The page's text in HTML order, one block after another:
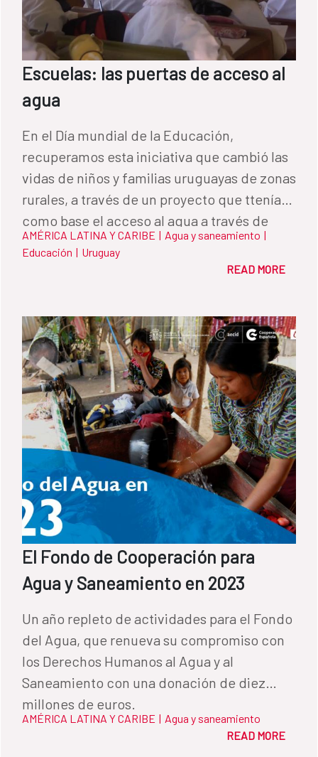
Escuelas: las puertas de acceso al
agua
En el Día mundial de la Educación,
recuperamos esta iniciativa que cambió las
vidas de niños y familias uruguayas de zonas
rurales, a través de un proyecto que ttenía
como base el acceso al agua a través de
centros educacionales.
AMÉRICA LATINA Y CARIBE | Agua y saneamiento |
Educación | Uruguay
READ MORE
El Fondo de Cooperación para
Agua y Saneamiento en 2023
Un año repleto de actividades para el Fondo
del Agua, que renueva su compromiso con
los Derechos Humanos al Agua y al
Saneamiento con una donación de diez
AMÉRICA LATINA Y CARIBE | Agua y saneamiento
READ MORE